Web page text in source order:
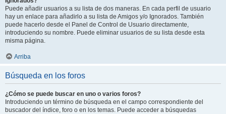
Puede añadir usuarios a su lista de dos maneras. En cada perfil de usuario
hay un enlace para añadirlo a su lista de Amigos y/o Ignorados. También
puede hacerlo desde el Panel de Control de Usuario directamente,
introduciendo su nombre. Puede eliminar usuarios de su lista desde esta
misma página.
Arriba
Búsqueda en los foros
¿Cómo se puede buscar en uno o varios foros?
Introduciendo un término de búsqueda en el campo correspondiente del
buscador del índice, foro o en los temas. Puede acceder a búsquedas